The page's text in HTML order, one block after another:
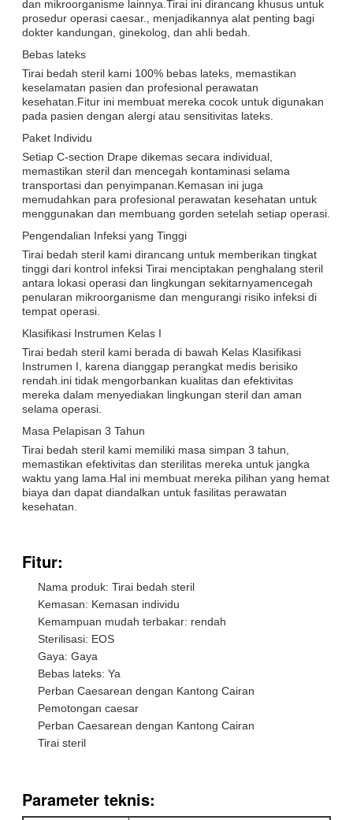
dan mikroorganisme lainnya.Tirai ini dirancang khusus untuk
prosedur operasi caesar., menjadikannya alat penting bagi
dokter kandungan, ginekolog, dan ahli bedah.
Bebas lateks
Tirai bedah steril kami 100% bebas lateks, memastikan
keselamatan pasien dan profesional perawatan
kesehatan.Fitur ini membuat mereka cocok untuk digunakan
pada pasien dengan alergi atau sensitivitas lateks.
Paket Individu
Setiap C-section Drape dikemas secara individual,
memastikan steril dan mencegah kontaminasi selama
transportasi dan penyimpanan.Kemasan ini juga
memudahkan para profesional perawatan kesehatan untuk
menggunakan dan membuang gorden setelah setiap operasi.
Pengendalian Infeksi yang Tinggi
Tirai bedah steril kami dirancang untuk memberikan tingkat
tinggi dari kontrol infeksi Tirai menciptakan penghalang steril
antara lokasi operasi dan lingkungan sekitarnyamencegah
penularan mikroorganisme dan mengurangi risiko infeksi di
tempat operasi.
Klasifikasi Instrumen Kelas I
Tirai bedah steril kami berada di bawah Kelas Klasifikasi
Instrumen I, karena dianggap perangkat medis berisiko
rendah.ini tidak mengorbankan kualitas dan efektivitas
mereka dalam menyediakan lingkungan steril dan aman
selama operasi.
Masa Pelapisan 3 Tahun
Tirai bedah steril kami memiliki masa simpan 3 tahun,
memastikan efektivitas dan sterilitas mereka untuk jangka
waktu yang lama.Hal ini membuat mereka pilihan yang hemat
biaya dan dapat diandalkan untuk fasilitas perawatan
kesehatan.
Fitur:
Nama produk: Tirai bedah steril
Kemasan: Kemasan individu
Kemampuan mudah terbakar: rendah
Sterilisasi: EOS
Gaya: Gaya
Bebas lateks: Ya
Perban Caesarean dengan Kantong Cairan
Pemotongan caesar
Perban Caesarean dengan Kantong Cairan
Tirai steril
Parameter teknis: